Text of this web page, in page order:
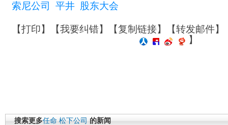
索尼公司
平井 股东大会
【打印】【我要纠错】【复制链接】【转发邮件】
】
搜索更多任命 松下公司 的新闻